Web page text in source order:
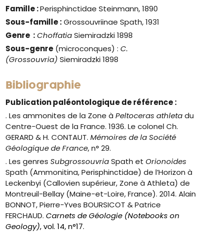
Famille :Perisphinctidae Steinmann, 1890
Sous-famille :Grossouvriinae Spath, 1931
Genre : ChoffatiaSiemiradzki 1898
Sous-genre (microconques) :C.
(Grossouvria) Siemiradzki 1898
Bibliographie
Publication paléontologique de référence :
. Les ammonites de la Zone àPeltoceras athletadu
Centre-Ouest de la France. 1936. Le colonel Ch.
GERARD & H. CONTAUT.Mémoires de la Société
Géologique de France, n° 29.
. Les genresSubgrossouvriaSpath etOrionoides
Spath (Ammonitina, Perisphinctidae) de l’Horizon à
Leckenbyi (Callovien supérieur, Zone à Athleta) de
Montreuil-Bellay (Maine-et-Loire, France). 2014. Alain
BONNOT, Pierre-Yves BOURSICOT & Patrice
FERCHAUD.Carnets de Géologie (Notebooks on
Geology), vol. 14, n°17.